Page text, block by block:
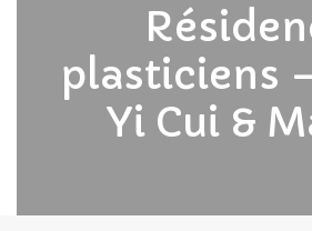
plasticiens
Yi Cui &